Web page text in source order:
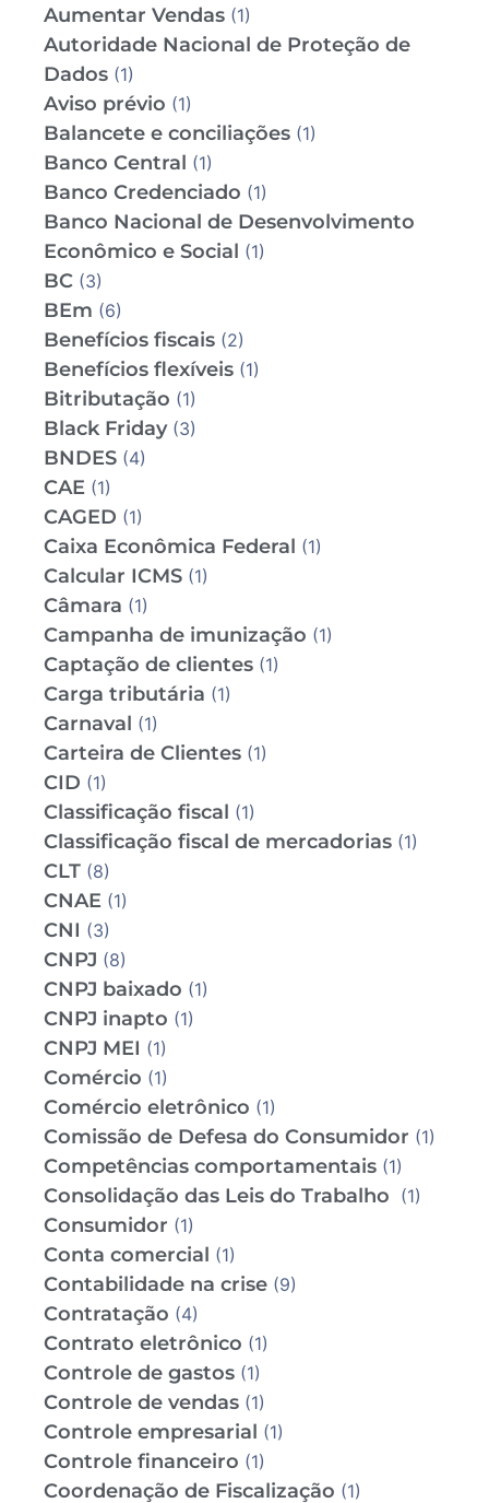
Aumentar Vendas (1)
Autoridade Nacional de Proteção de
Dados (1)
Aviso prévio (1)
Balancete e conciliações (1)
Banco Central (1)
Banco Credenciado (1)
Banco Nacional de Desenvolvimento
Econômico e Social (1)
BC (3)
BEm (6)
Benefícios fiscais (2)
Benefícios flexíveis (1)
Bitributação (1)
Black Friday(3)
BNDES (4)
CAE (1)
CAGED (1)
Caixa Econômica Federal (1)
Calcular ICMS (1)
Câmara (1)
Campanha de imunização (1)
Captação de clientes (1)
Carga tributária (1)
Carnaval (1)
Carteira de Clientes (1)
CID (1)
Classificação fiscal (1)
Classificação fiscal de mercadorias (1)
CLT (8)
CNAE (1)
CNI (3)
CNPJ (8)
CNPJ baixado (1)
CNPJ inapto (1)
CNPJ MEI (1)
Comércio (1)
Comércio eletrônico (1)
Comissão de Defesa do Consumidor (1)
Competências comportamentais (1)
Consolidação das Leis do Trabalho (1)
Consumidor (1)
Conta comercial (1)
Contabilidade na crise (9)
Contratação (4)
Contrato eletrônico (1)
Controle de gastos (1)
Controle de vendas (1)
Controle empresarial (1)
Controle financeiro (1)
Coordenação de Fiscalização (1)